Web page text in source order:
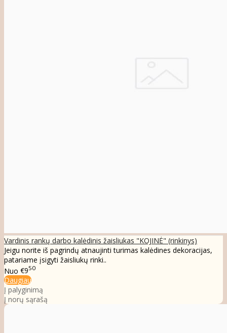
Vardinis rankų darbo kalėdinis žaisliukas "KOJINĖ" (rinkinys)
Jeigu norite iš pagrindų atnaujinti turimas kalėdines dekoracijas,
patariame įsigyti žaisliukų rinki..
Nuo €950
Daugiau
Į palyginimą
Į norų sąrašą